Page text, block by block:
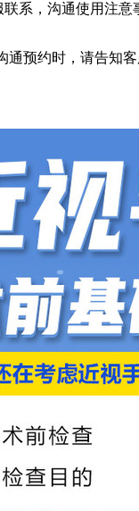
系，沟通使用注意
通预约时，请告知